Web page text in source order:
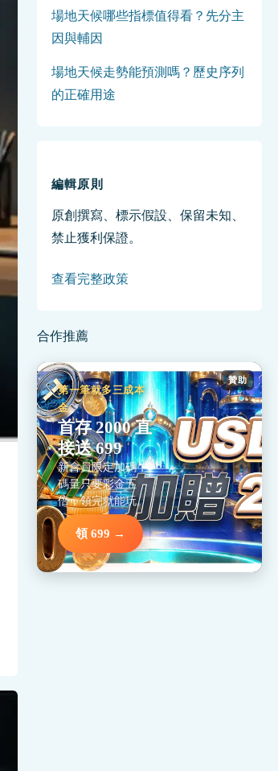
場地天候哪些指標值得看？先分主
因與輔因
場地天候走勢能預測嗎？歷史序列
的正確用途
編輯原則
原創撰寫、標示假設、保留未知、
禁止獲利保證。
查看完整政策
合作推薦
贊助
第一筆就多三成本
金
首存 2000 直
接送 699
新會員限定加碼，
碼量只要彩金五
倍，領完就能玩。
領 699 →